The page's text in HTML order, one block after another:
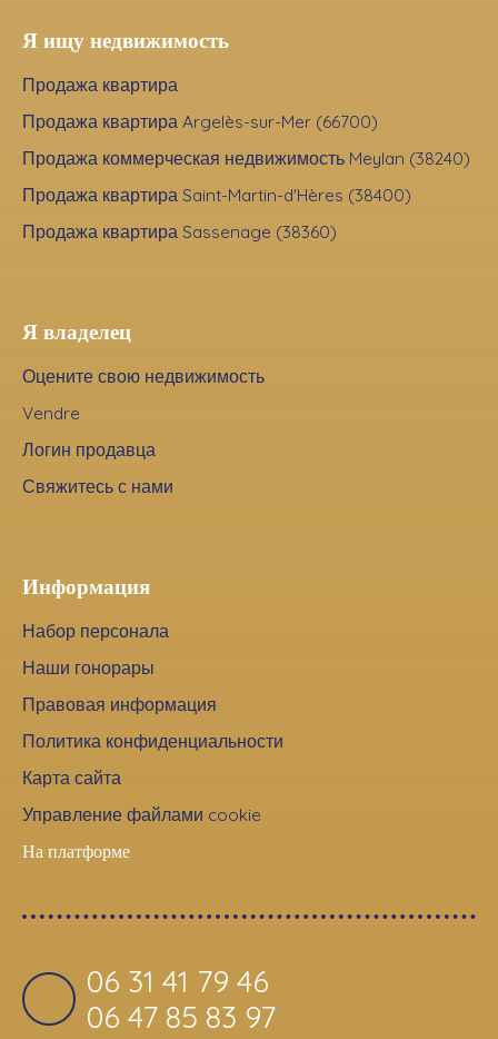
Я ищу недвижимость
Продажа квартира
Продажа квартира Argelès-sur-Mer (66700)
Продажа коммерческая недвижимость Meylan (38240)
Продажа квартира Saint-Martin-d'Hères (38400)
Продажа квартира Sassenage (38360)
Я владелец
Оцените свою недвижимость
Vendre
Логин продавца
Свяжитесь с нами
Информация
Набор персонала
Наши гонорары
Правовая информация
Политика конфиденциальности
Карта сайта
Управление файлами cookie
На платформе
06 31 41 79 46
06 47 85 83 97